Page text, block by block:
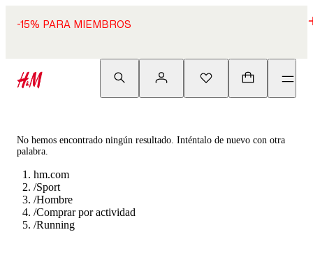
-15% PARA MIEMBROS
No hemos encontrado ningún resultado. Inténtalo de nuevo con otra
palabra.
hm.com
/Sport
/Hombre
/Comprar por actividad
/Running